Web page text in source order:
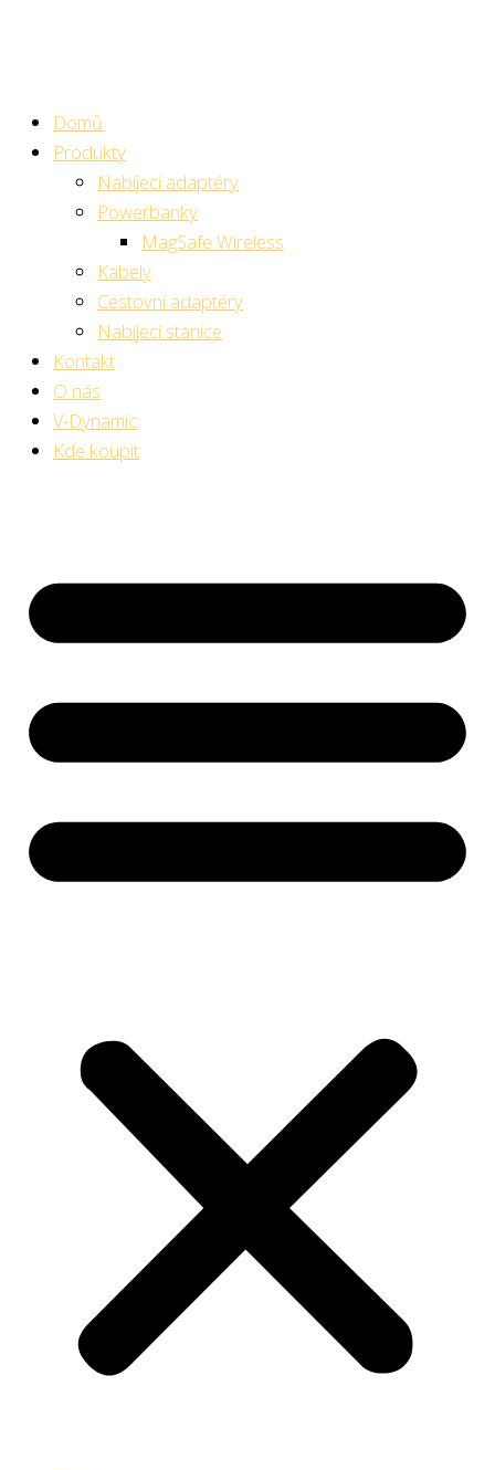
Domů
Produkty
Nabíjecí adaptéry
Powerbanky
MagSafe Wireless
Kabely
Cestovní adaptéry
Nabíjecí stanice
Kontakt
O nás
V-Dynamic
Kde koupit